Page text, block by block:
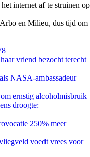
internet af te struinen op
en Milieu, dus tijd om
vriend bezocht terecht
NASA-ambassadeur
ernstig alcoholmisbruik
droogte:
250% meer
voedt vrees voor